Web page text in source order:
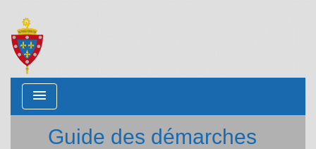
menu
Guide des démarches